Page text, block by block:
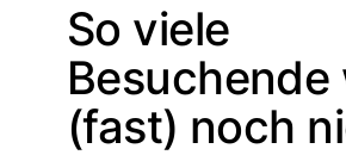
So viele
Besuchende
(fast) noch